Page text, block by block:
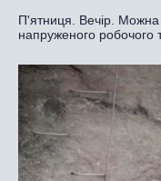
П'ятниця. Вечір. Можна
напруженого робочого